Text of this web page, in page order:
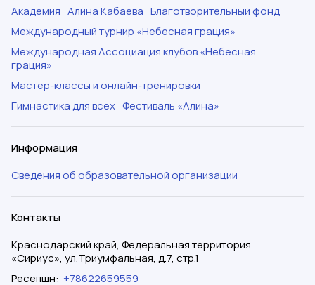
Академия Алина Кабаева Благотворительный фонд
Международный турнир «Небесная грация»
Международная Ассоциация клубов «Небесная
грация»
Мастер-классы и онлайн-тренировки
Гимнастика для всех Фестиваль «Алина»
Информация
Сведения об образовательной организации
Контакты
Краснодарский край, Федеральная территория
«Сириус», ул.Триумфальная, д.7, стр.1
Ресепшн: +78622659559